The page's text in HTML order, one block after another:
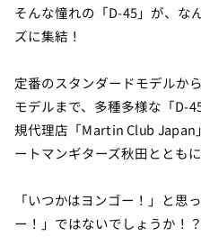
そんな憧れの「D-45」が、な
ズに集結！
定番のスタンダードモデルか
モデルまで、多種多様な「D-
規代理店「Martin Club Japan
ートマンギターズ秋田ととも
「いつかはヨンゴー！」と
ー！」ではないでしょうか！？